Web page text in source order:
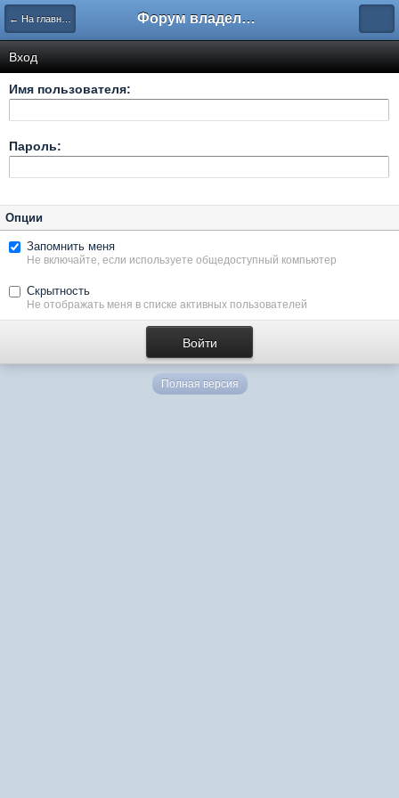
← На главную Форум владельцев интернет-магазинов
Вход
Имя пользователя:
Пароль:
Опции
Запомнить меня
Не включайте, если используете общедоступный компьютер
Скрытность
Не отображать меня в списке активных пользователей
Полная версия